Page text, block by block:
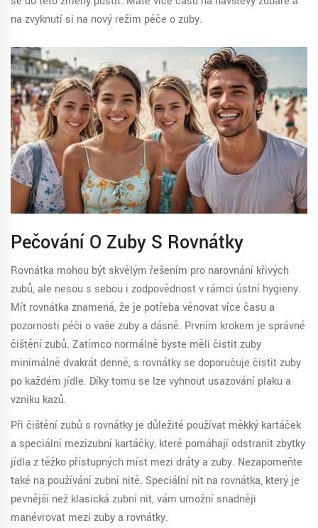
na zvyknutí si na nový režim péče o zuby.
Pečování O Zuby S Rovnátky
Rovnátka mohou být skvělým řešením pro narovnání křivých
zubů, ale nesou s sebou i zodpovědnost v rámci ústní hygieny.
Mít rovnátka znamená, že je potřeba věnovat více času a
pozornosti péči o vaše zuby a dásně. Prvním krokem je správné
čištění zubů. Zatímco normálně byste měli čistit zuby
minimálně dvakrát denně, s rovnátky se doporučuje čistit zuby
po každém jídle. Díky tomu se lze vyhnout usazování plaku a
vzniku kazů.
Při čištění zubů s rovnátky je důležité používat měkký kartáček
a speciální mezizubní kartáčky, které pomáhají odstranit zbytky
jídla z těžko přístupných míst mezi dráty a zuby. Nezapomeňte
také na používání zubní nitě. Speciální nit na rovnátka, který je
pevnější než klasická zubní nit, vám umožní snadněji
manévrovat mezi zuby a rovnátky.